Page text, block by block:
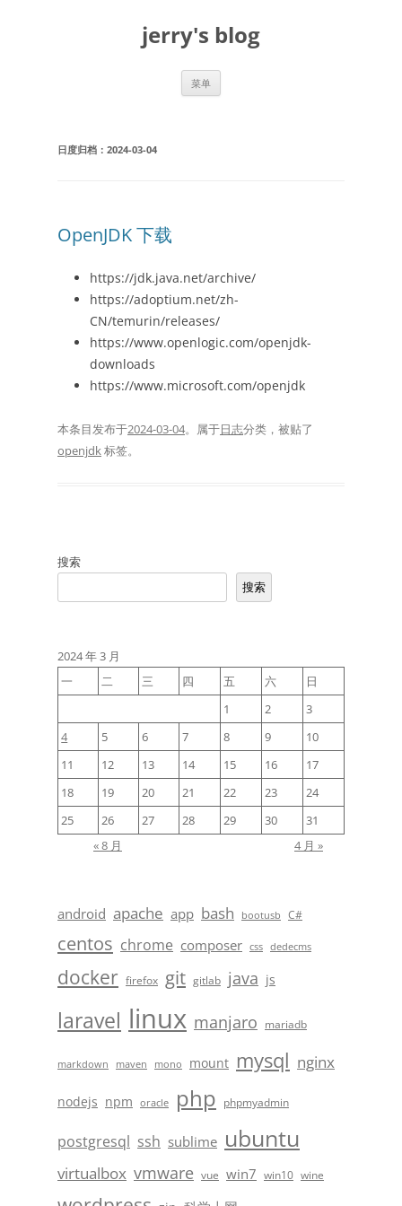
jerry's blog
菜单
日度归档： 2024-03-04
OpenJDK 下载
https://jdk.java.net/archive/
https://adoptium.net/zh-
CN/temurin/releases/
https://www.openlogic.com/openjdk-
downloads
https://www.microsoft.com/openjdk
本条目发布于2024-03-04。属于日志分类，被贴了
openjdk标签。
搜索
搜索
2024 年 3 月
一
二 三 四 五 六
日
1
2
3
4
5 6 7 8 9
10
11
12 13 14 15 16
17
18
19 20 21 22 23
24
25
26 27 28 29 30
31
« 8 月
4 月 »
android apache app bash bootusb C#
centos chrome composer css dedecms
docker firefox git gitlab java js
laravel linux manjaro mariadb
markdown maven mono mount mysql nginx
nodejs npm oracle php phpmyadmin
postgresql ssh sublime ubuntu
virtualbox vmware vue win7 win10 wine